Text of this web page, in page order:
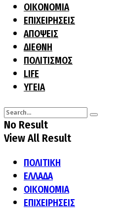
ΟΙΚΟΝΟΜΙΑ
ΕΠΙΧΕΙΡΗΣΕΙΣ
ΑΠΟΨΕΙΣ
ΔΙΕΘΝΗ
ΠΟΛΙΤΙΣΜΟΣ
LIFE
ΥΓΕΙΑ
No Result
View All Result
ΠΟΛΙΤΙΚΗ
ΕΛΛΑΔΑ
ΟΙΚΟΝΟΜΙΑ
ΕΠΙΧΕΙΡΗΣΕΙΣ